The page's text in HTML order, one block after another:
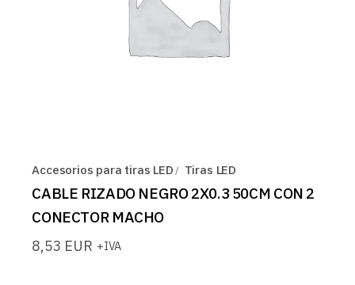
Accesorios para tiras LED Tiras LED
CABLE RIZADO NEGRO 2X0.3 50CM CON 2
CONECTOR MACHO
8,53 EUR +IVA